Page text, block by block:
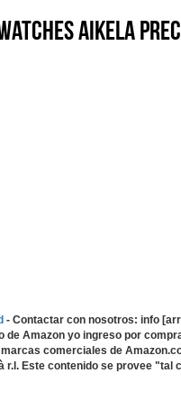
AIKELA
- Contactar con nosotros: info
de Amazon yo ingreso por
comerciales de
Este contenido se provee